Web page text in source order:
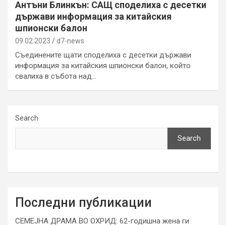
Антъни Блинкън: САЩ споделиха с десетки
държави информация за китайския
шпионски балон
09.02.2023 d7-news
Съединените щати споделиха с десетки държави
информация за китайския шпионски балон, който
свалиха в събота над…
Search
Search
Последни публикации
СЕМЕЈНА ДРАМА ВО ОХРИД: 62-годишна жена ги